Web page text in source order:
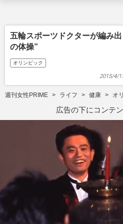
五輪スポーツドクターが編み
の体操”
オリンピック
2015/4/
週刊女性PRIME ライフ 健康 オ
広告の下にコンテ